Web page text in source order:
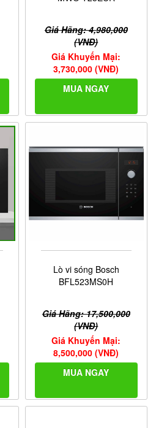
Giá Hãng: 4,980,000
(VNĐ)
Giá Khuyến Mại:
3,730,000 (VNĐ)
MUA NGAY
Lò vi sóng Bosch
BFL523MS0H
Giá Hãng: 17,500,000
(VNĐ)
Giá Khuyến Mại:
8,500,000 (VNĐ)
MUA NGAY